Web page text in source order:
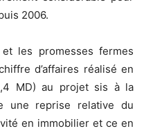
2006.
les promesses fermes
d’affaires réalisé en
MD) au projet sis à la
une reprise relative du
en immobilier et ce en